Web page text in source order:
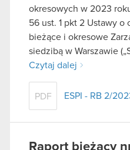
okresowych w 2023
56 ust. 1 pkt 2 Ustawy
bieżące i okresowe
siedzibą w Warszawie
Czytaj dalej
PDF ESPI - RB 2/
Raport bieżący